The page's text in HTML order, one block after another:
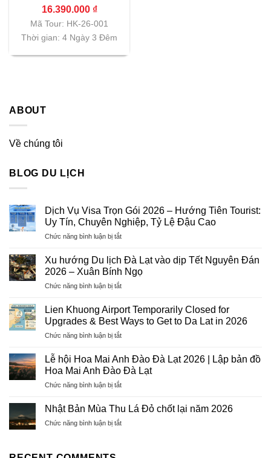
Vietnam Airlines|
TP.HCM
16.390.000 ₫
Mã Tour: HK-26-001
Thời gian: 4 Ngày 3 Đêm
ABOUT
Về chúng tôi
BLOG DU LỊCH
Dịch Vụ Visa Trọn Gói 2026 – Hướng Tiên Tourist:
Uy Tín, Chuyên Nghiệp, Tỷ Lệ Đậu Cao
Chức năng bình luận bị tắtở
Vụ
Visa
Trọn
Gói
–
Hướng
Tourist:
Tín,
Chuyên
Tỷ
Đậu
Cao
Xu hướng Du lịch Đà Lạt vào dịp Tết Nguyên Đán
2026 – Xuân Bính Ngọ
Chức năng bình luận bị tắtở
hướng
Du
lịch
Đà
vào
dịp
Nguyên
2026
Lien Khuong Airport Temporarily Closed for
Upgrades & Best Ways to Get to Da Lat in 2026
Chức năng bình luận bị tắtở
Khuong
Airport
Temporarily
Closed
Upgrades
Best
Lễ hội Hoa Mai Anh Đào Đà Lạt 2026 | Lập bản đồ
Hoa Mai Anh Đào Đà Lạt
Chức năng bình luận bị tắtở
hội
Mai
Nhật Bản Mùa Thu Lá Đỏ chốt lại năm 2026
Chức năng bình luận bị tắtở